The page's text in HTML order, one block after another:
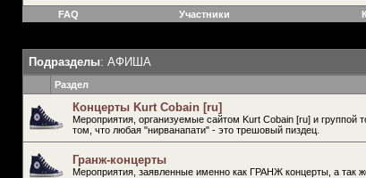
FAQ
Участники
Подразделы: АФИША
Раздел
Концерты Kurt Cobain [ru]
Мероприятия, организуемые сайтом Kurt Cobain [ru] и
том, что любая "нирванапати" - это трешовый пиздец.
Гранж-концерты
Мероприятия, заявленные именно как ГРАНЖ концерты, а так